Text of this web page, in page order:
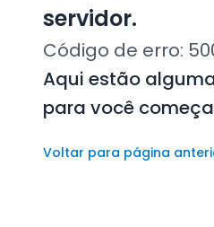
servidor.
Código de erro:
Aqui estão
para você
Voltar para página